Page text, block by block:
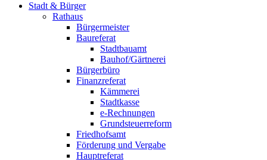
Stadt & Bürger
Rathaus
Bürgermeister
Baureferat
Stadtbauamt
Bauhof/Gärtnerei
Bürgerbüro
Finanzreferat
Kämmerei
Stadtkasse
e-Rechnungen
Grundsteuerreform
Friedhofsamt
Förderung und Vergabe
Hauptreferat